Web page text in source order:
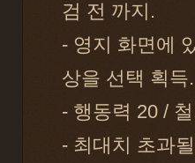
검 전 까지.
- 영지 화면에
상을 선택 획득.
- 행동력 20 /
- 최대치 초과